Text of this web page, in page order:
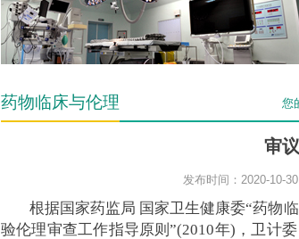
药物临床与伦理 您
审
发布时间：2020-10-
根据国家药监局 国家卫生健康委“药物
验伦理审查工作指导原则”(2010年)，卫计委